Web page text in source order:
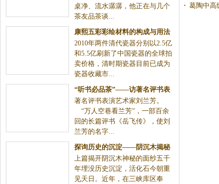
桌净、流水潺潺，他正在与几个
茶友品茶谈...
康熙五彩彩绘材料的构成与用法
——瓷器收藏
2010年两件清代瓷器分别以2.5亿
和5.5亿刷新了中国瓷器的全球拍
卖价格，清时期瓷器目前已成为
瓷器收藏市...
“听书必品茶”——访著名评书表
著名评书表演艺术家刘兰芳。
“万人空巷看兰芳”，一部百余
回的长篇评书《岳飞传》，使刘
兰芳的名字...
探询历史的沉淀——阴沉木揭秘
上篇揭开阴沉木神秘的面纱五千
年埋没历史沉淀，活化石今朝重
见天日。近年，在三峡库区奉
葛陶中高